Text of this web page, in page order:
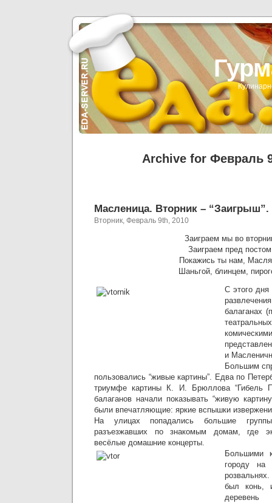
Archive for Февраль
Масленица. Вторник – “Заигрыш”.
Вторник, Февраль 9th, 2010
Заиграем мы во
Заиграем пред
Покажись ты нам,
Шаньгой, блинцем,
С этого дня
балаганах
и
Большим
пользовались “живые картины”. Едва по
триумфе картины К. И. Брюллова “Гибель
балаганов начали показывать “живую
были впечатляющие: яркие вспышки
На улицах попадались большие
разъезжавших по знакомым домам, где
весёлые домашние концерты.
Большими
городу на
был конь,
деревень